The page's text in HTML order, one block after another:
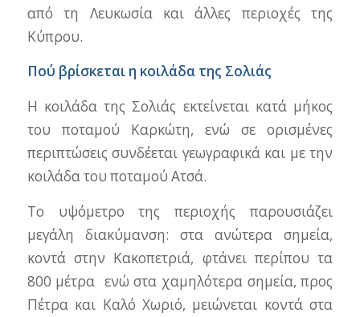
από τη Λευκωσία και άλλες περιοχές της
Κύπρου.
Πού βρίσκεται η κοιλάδα της Σολιάς
Η κοιλάδα της Σολιάς εκτείνεται κατά μήκος
του ποταμού Καρκώτη, ενώ σε ορισμένες
περιπτώσεις συνδέεται γεωγραφικά και με την
κοιλάδα του ποταμού Ατσά.
Το υψόμετρο της περιοχής παρουσιάζει
μεγάλη διακύμανση: στα ανώτερα σημεία,
κοντά στην Κακοπετριά, φτάνει περίπου τα
800 μέτρα ενώ στα χαμηλότερα σημεία, προς
Πέτρα και Καλό Χωριό, μειώνεται κοντά στα